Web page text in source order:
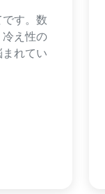
す。数
え性の
れてい